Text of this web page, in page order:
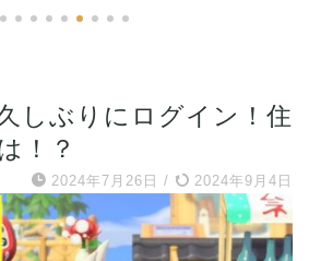
しぶりにログイン！住
！？
2024年7月26日 / 2024年9月4日